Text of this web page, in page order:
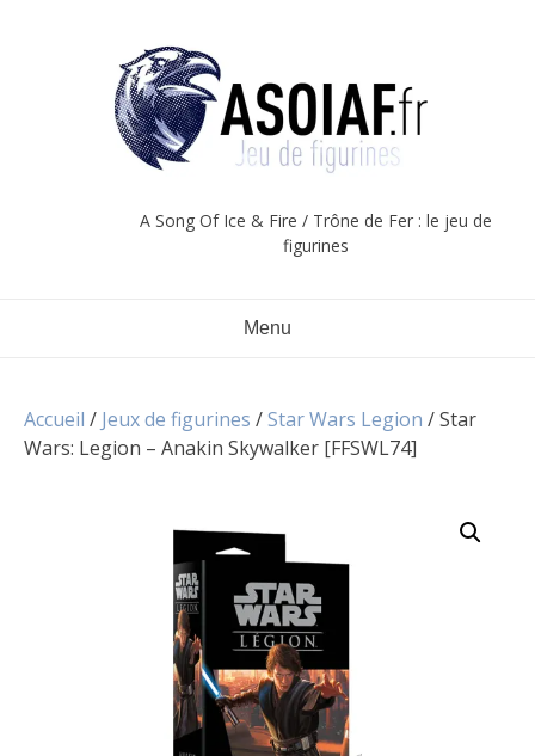
A Song Of Ice & Fire / Trône de Fer : le jeu de
figurines
Menu
Accueil / Jeux de figurines /Star Wars Legion / Star
Wars: Legion – Anakin Skywalker [FFSWL74]